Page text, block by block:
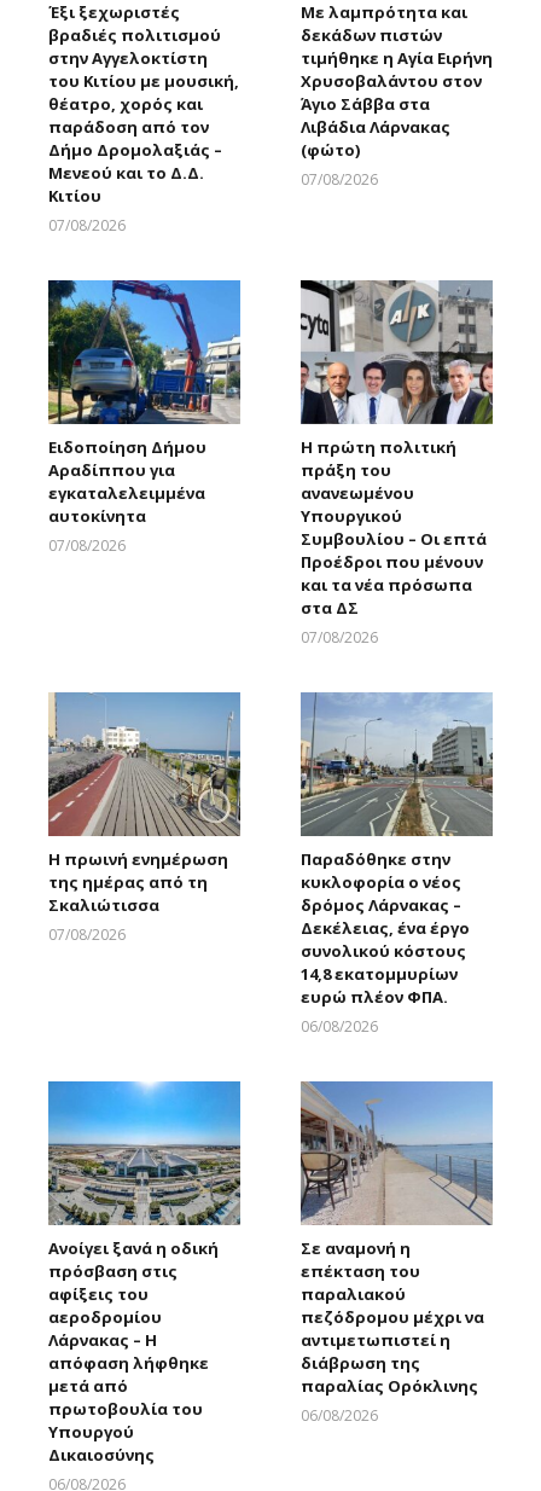
Έξι ξεχωριστές
βραδιές πολιτισμού
στην Αγγελοκτίστη
του Κιτίου με μουσική,
θέατρο, χορός και
παράδοση από τον
Δήμο Δρομολαξιάς –
Μενεού και το Δ.Δ.
Κιτίου
07/08/2026
Με λαμπρότητα και
δεκάδων πιστών
τιμήθηκε η Αγία Ειρήνη
Χρυσοβαλάντου στον
Άγιο Σάββα στα
Λιβάδια Λάρνακας
(φώτο)
07/08/2026
Ειδοποίηση Δήμου
Αραδίππου για
εγκαταλελειμμένα
αυτοκίνητα
07/08/2026
Η πρώτη πολιτική
πράξη του
ανανεωμένου
Υπουργικού
Συμβουλίου – Οι επτά
Προέδροι που μένουν
και τα νέα πρόσωπα
στα ΔΣ
07/08/2026
Η πρωινή ενημέρωση
της ημέρας από τη
Σκαλιώτισσα
07/08/2026
Παραδόθηκε στην
κυκλοφορία ο νέος
δρόμος Λάρνακας –
Δεκέλειας, ένα έργο
συνολικού κόστους
14,8 εκατομμυρίων
ευρώ πλέον ΦΠΑ.
06/08/2026
Ανοίγει ξανά η οδική
πρόσβαση στις
αφίξεις του
αεροδρομίου
Λάρνακας – Η
απόφαση λήφθηκε
μετά από
πρωτοβουλία του
Υπουργού
Δικαιοσύνης
06/08/2026
Σε αναμονή η
επέκταση του
παραλιακού
πεζόδρομου μέχρι να
αντιμετωπιστεί η
διάβρωση της
παραλίας Ορόκλινης
06/08/2026